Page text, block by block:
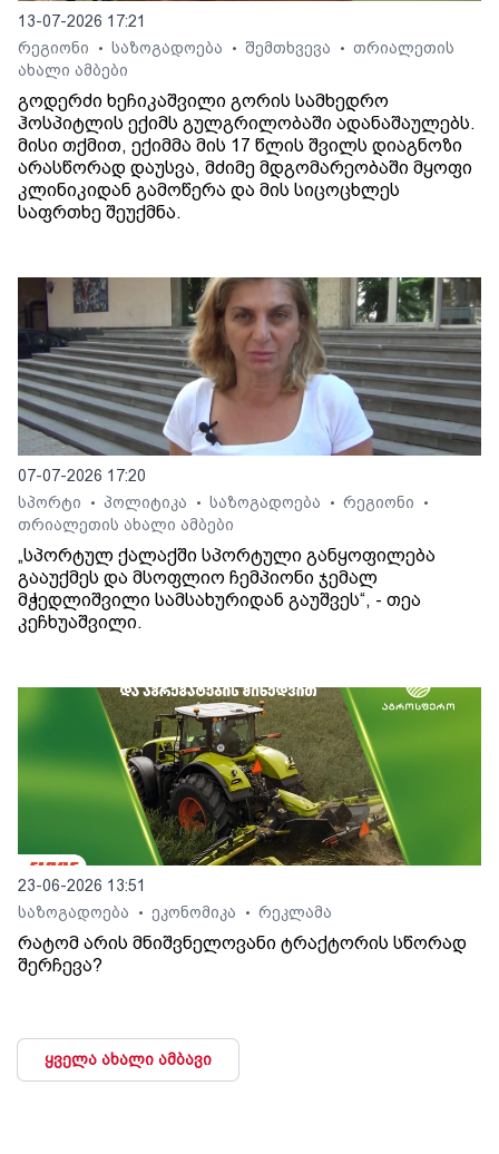
13-07-2026 17:21
რეგიონი
• საზოგადოება • შემთხვევა • თრიალეთის
ახალი ამბები
გოდერძი ხეჩიკაშვილი გორის სამხედრო
ჰოსპიტლის ექიმს გულგრილობაში ადანაშაულებს.
მისი თქმით, ექიმმა მის 17 წლის შვილს დიაგნოზი
არასწორად დაუსვა, მძიმე მდგომარეობაში მყოფი
კლინიკიდან გამოწერა და მის სიცოცხლეს
საფრთხე შეუქმნა.
07-07-2026 17:20
სპორტი
• პოლიტიკა • საზოგადოება • რეგიონი •
თრიალეთის ახალი ამბები
„სპორტულ ქალაქში სპორტული განყოფილება
გააუქმეს და მსოფლიო ჩემპიონი ჯემალ
მჭედლიშვილი სამსახურიდან გაუშვეს“, - თეა
კეჩხუაშვილი.
23-06-2026 13:51
საზოგადოება
• ეკონომიკა • რეკლამა
რატომ არის მნიშვნელოვანი ტრაქტორის სწორად
შერჩევა?
ყველა ახალი ამბავი